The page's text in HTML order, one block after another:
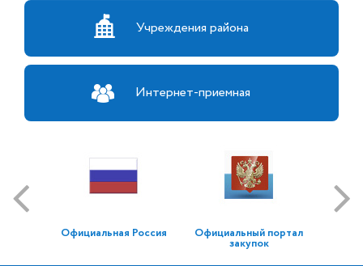
Учреждения района
Интернет-приемная
Официальная Россия Официальный портал
закупок